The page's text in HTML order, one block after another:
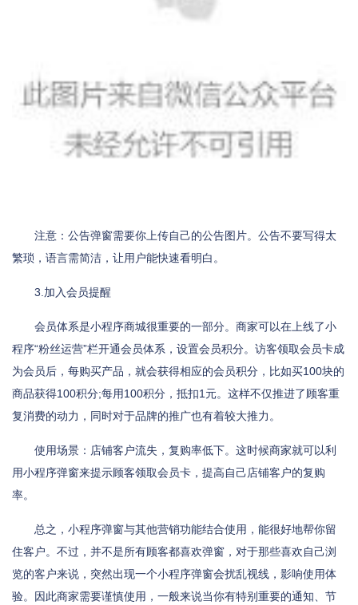
注意：公告弹窗需要你上传自己的公告图片。公告不要写得太
繁琐，语言需简洁，让用户能快速看明白。
3.加入会员提醒
会员体系是小程序商城很重要的一部分。商家可以在上线了小
程序“粉丝运营”栏开通会员体系，设置会员积分。访客领取会员卡成
为会员后，每购买产品，就会获得相应的会员积分，比如买100块的
商品获得100积分;每用100积分，抵扣1元。这样不仅推进了顾客重
复消费的动力，同时对于品牌的推广也有着较大推力。
使用场景：店铺客户流失，复购率低下。这时候商家就可以利
用小程序弹窗来提示顾客领取会员卡，提高自己店铺客户的复购
率。
总之，小程序弹窗与其他营销功能结合使用，能很好地帮你留
住客户。不过，并不是所有顾客都喜欢弹窗，对于那些喜欢自己浏
览的客户来说，突然出现一个小程序弹窗会扰乱视线，影响使用体
验。因此商家需要谨慎使用，一般来说当你有特别重要的通知、节